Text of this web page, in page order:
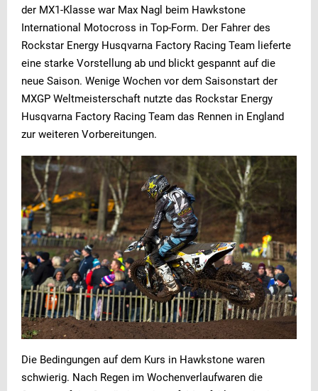
der MX1-Klasse war Max Nagl beim Hawkstone
International Motocross in Top-Form. Der Fahrer des
Rockstar Energy Husqvarna Factory Racing Team lieferte
eine starke Vorstellung ab und blickt gespannt auf die
neue Saison. Wenige Wochen vor dem Saisonstart der
MXGP Weltmeisterschaft nutzte das Rockstar Energy
Husqvarna Factory Racing Team das Rennen in England
zur weiteren Vorbereitungen.
Die Bedingungen auf dem Kurs in Hawkstone waren
schwierig. Nach Regen im Wochenverlaufwaren die